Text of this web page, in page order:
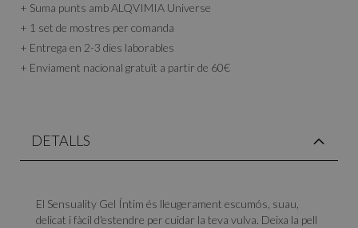
+ Suma punts amb ALQVIMIA Universe
+ 1 set de mostres per comanda
+ Entrega en 2-3 dies laborables
+ Enviament nacional gratuït a partir de 60€
DETALLS
El Sensuality Gel Íntim és lleugerament escumós, suau,
delicat i fàcil d'estendre per cuidar la teva vulva. Deixa la pell